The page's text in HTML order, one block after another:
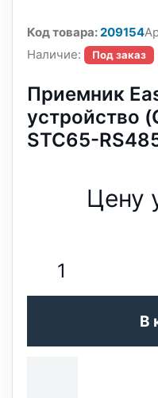
Код товара:209154
Наличие:
Под заказ
Приемник
устройство
STC65-
Цену
В